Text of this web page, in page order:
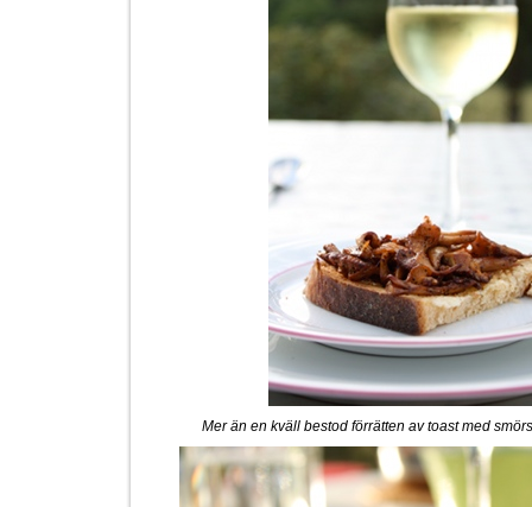
Mer än en kväll bestod förrätten av toast med